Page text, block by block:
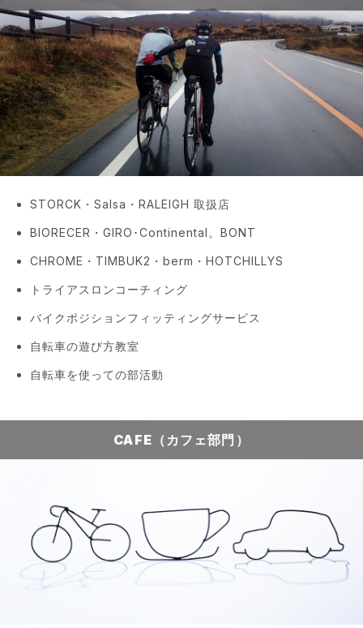
STORCK・Salsa・RALEIGH 取扱店
BIORECER・GIRO･Continental。BONT
CHROME・TIMBUK2・berm・HOTCHILLYS
トライアスロンコーチィング
バイクポジションフィッティングサービス
自転車の遊び方教室
自転車を使っての部活動
CAFE（カフェ部門）